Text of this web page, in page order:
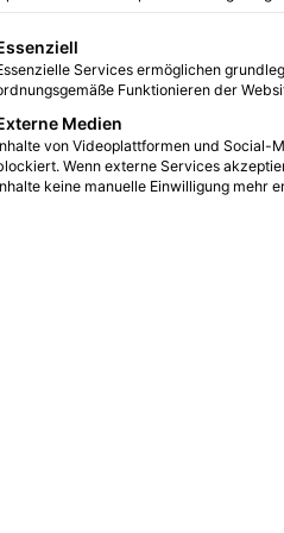
Zur Befüllung
weitere Informationen
eine Liste der Service-
Services ermöglichen
Funktionieren der
Medien
von Videoplattformen und
Wenn externe Services
keine manuelle Einwilligung mehr